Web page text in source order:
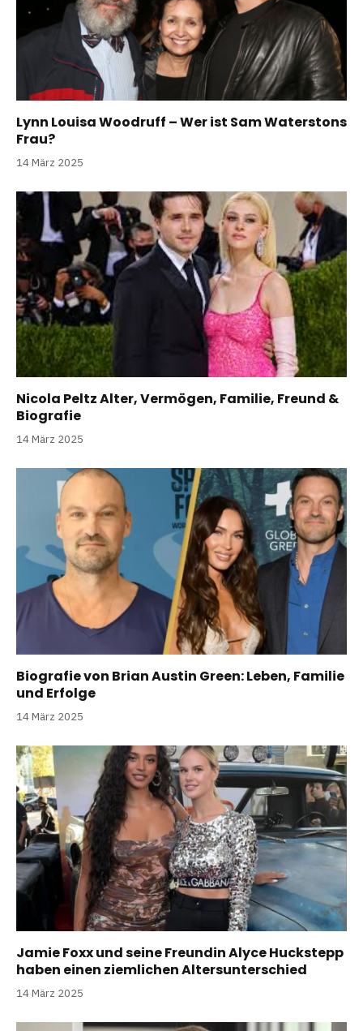
Lynn Louisa Woodruff – Wer ist Sam Waterstons
Frau?
14 März 2025
Nicola Peltz Alter, Vermögen, Familie, Freund &
Biografie
14 März 2025
Biografie von Brian Austin Green: Leben, Familie
und Erfolge
14 März 2025
Jamie Foxx und seine Freundin Alyce Huckstepp
haben einen ziemlichen Altersunterschied
14 März 2025